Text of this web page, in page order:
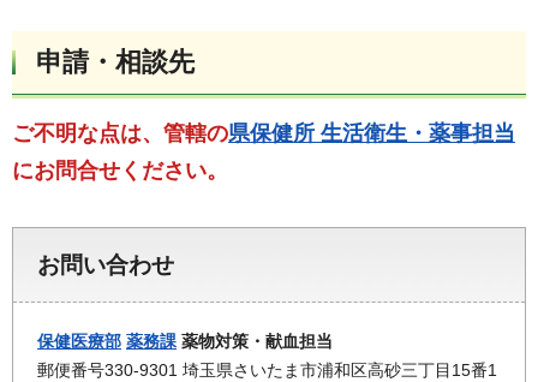
申請・相談先
ご不明な点は、管轄の県保健所 生活衛生・薬事担当
にお問合せください。
お問い合わせ
保健医療部 薬務課 薬物対策・献血担当
郵便番号330-9301 埼玉県さいたま市浦和区高砂三丁目15番1